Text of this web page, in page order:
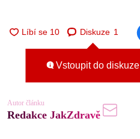
Diskuze 1
Vstoupit do diskuze
Autor článku
Redakce JakZdravě